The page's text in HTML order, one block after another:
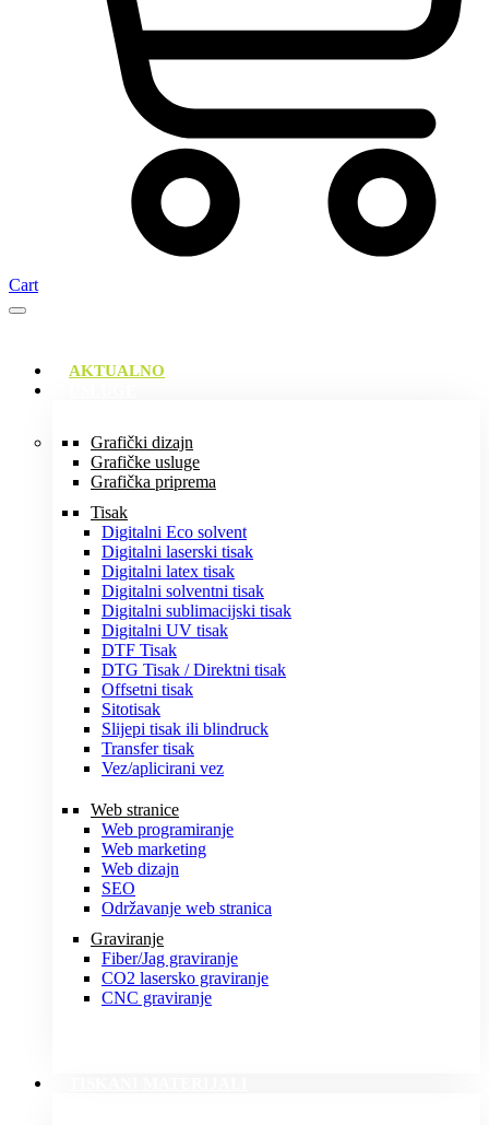
Cart
AKTUALNO
Grafički dizajn
Grafičke usluge
Grafička priprema
Tisak
Digitalni Eco solvent
Digitalni laserski tisak
Digitalni latex tisak
Digitalni solventni tisak
Digitalni sublimacijski tisak
Digitalni UV tisak
DTF Tisak
DTG Tisak / Direktni tisak
Offsetni tisak
Sitotisak
Slijepi tisak ili blindruck
Transfer tisak
Vez/aplicirani vez
Web stranice
Web programiranje
Web marketing
Web dizajn
SEO
Održavanje web stranica
Graviranje
Fiber/Jag graviranje
CO2 lasersko graviranje
CNC graviranje